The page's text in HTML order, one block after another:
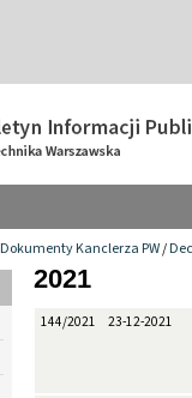
Dokumenty Kanclerza PW/
2021
144/2021 23-12-2021